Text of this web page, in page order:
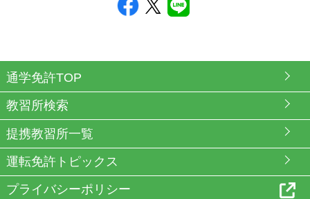
通学免許TOP
教習所検索
提携教習所一覧
運転免許トピックス
プライバシーポリシー